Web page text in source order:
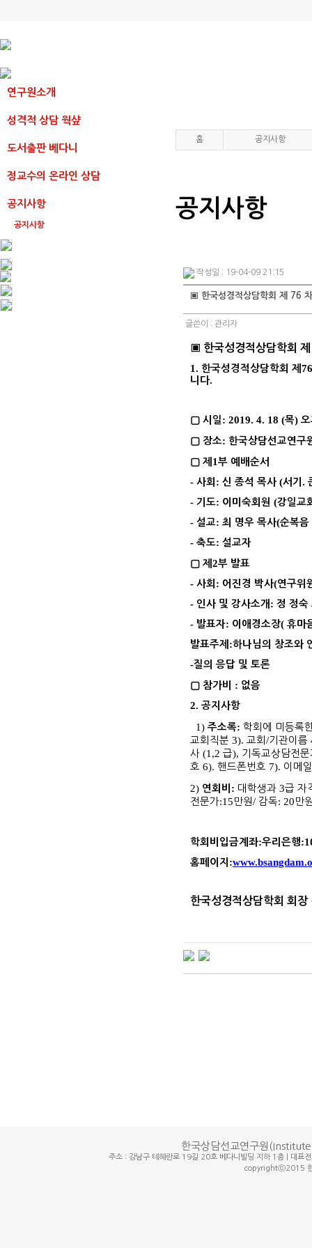
연구원소개
성격적 상담 웍샾
도서출판 베다니
정교수의 온라인 상담
공지사항
공지사항
홈 공지사항
공지사항
작성일 : 19-04-09 21:15
▣ 한국성경적상담학회 제 76
글쓴이 : 관리자
▣ 한국성경적상담학회
1. 한국성경적상담학회 제 76
니다.
▢ 시일 : 2019. 4. 18 (목)
▢ 장소: 한국상담선교연구
▢ 제 1 부 예배순서
- 사회 : 신 종석 목사 (서기 .
- 기도: 이미숙회원 (강일교
- 설교: 최 명우 목사(순복음
- 축도: 설교자
▢ 제 2부 발표
- 사회 : 어진경 박사(연구위
- 인사 및 강사소개 : 정 정숙
- 발표자: 이애경소장( 휴마
발표주제 :하나님의 창조와
-질의 응답 및 토론
▢ 참가비 : 없음
2. 공지사항
1) 주소록: 학회에 미등록
교회직분 3). 교회 /기관이름
사 (1,2 급), 기독교상담전문
호 6). 핸드폰번호 7). 이메
2) 연회비 : 대학생과 3급 자
전문가:15 만원/ 감독: 20 만
학회비입금계좌:우리은행
홈페이지 :
한국성경적상담학회 회장
한국상담선교연구원
주소 : 강남구 테헤란로 19길 20호 베다니빌딩 지하 1층 |
copyrightⓒ2015 한